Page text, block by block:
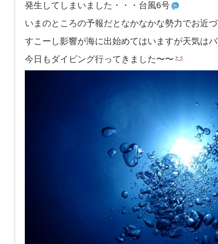
発生してしまいました・・・台風6号
いまのところの予報だとなかなかな勢力でお近
すこーし影響が海に出始めてはいますが天気は
今日もダイビング行ってきました〜〜